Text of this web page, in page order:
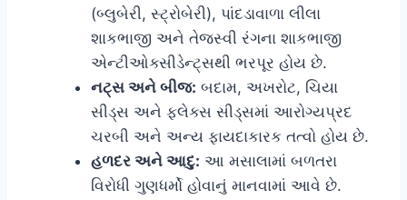
(બ્લુબેરી, સ્ટ્રોબેરી), પાંદડાવાળા લીલા
શાકભાજી અને તેજસ્વી રંગના શાકભાજી
એન્ટીઓક્સીડેન્ટ્સથી ભરપૂર હોય છે.
નટ્સ અને બીજ: બદામ, અખરોટ, ચિયા
સીડ્સ અને ફ્લેક્સ સીડ્સમાં આરોગ્યપ્રદ
ચરબી અને અન્ય ફાયદાકારક તત્વો હોય છે.
હળદર અને આદુ: આ મસાલામાં બળતરા
વિરોધી ગુણધર્મો હોવાનું માનવામાં આવે છે.